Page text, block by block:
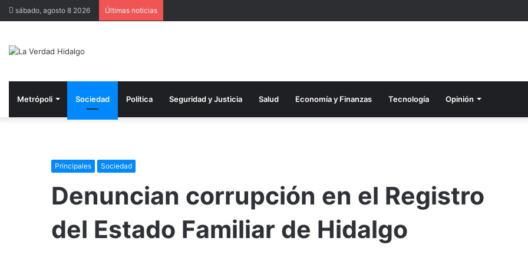
sábado, agosto 8 2026 Últimas noticias
Metrópoli Sociedad Política Seguridad y Justicia Salud Economía y Finanzas Tecnología Opinión
Principales Sociedad
Denuncian corrupción en el Registro
del Estado Familiar de Hidalgo